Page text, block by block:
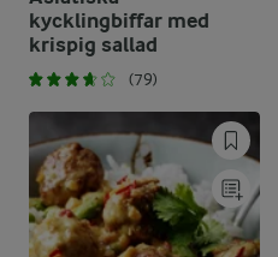
kycklingbiffar med
krispig sallad
(79)